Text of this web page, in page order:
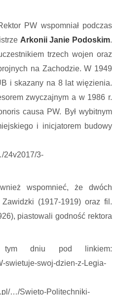
PW wspomniał podczas
Arkonii Janie Podoskim.
trzech wojen oraz
na Zachodzie. W 1949
i skazany na 8 lat więzienia.
zwyczajnym a w 1986 r.
causa PW. Był wybitnym
i inicjatorem budowy
24v2017/3-
wspomnieć, że dwóch
(1917-1919) oraz fil.
piastowali godność rektora
dniu pod linkiem:
swietuje-swoj-dzien-z-Legia-
…/Swieto-Politechniki-